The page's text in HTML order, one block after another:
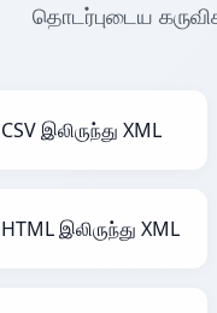
தொடர்புடைய
CSV இலிருந்து XML
HTML இலிருந்து XML